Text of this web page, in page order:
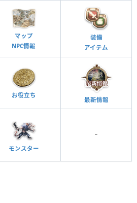
マップ
NPC情報
装備
アイテム
お役立ち
最新情報
モンスター
−